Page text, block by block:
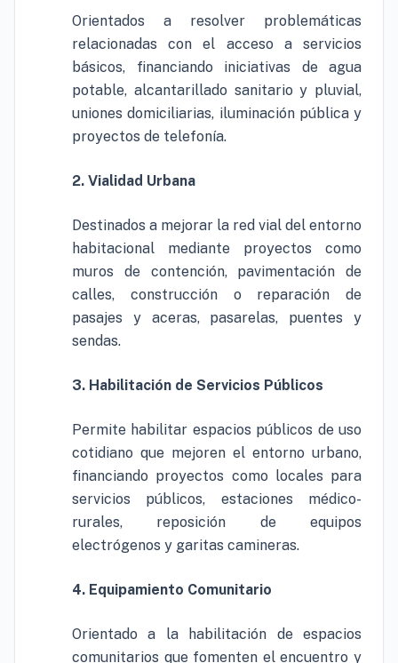
Orientados a resolver problemáticas
relacionadas con el acceso a servicios
básicos, financiando iniciativas de agua
potable, alcantarillado sanitario y pluvial,
uniones domiciliarias, iluminación pública y
proyectos de telefonía.
2. Vialidad Urbana
Destinados a mejorar la red vial del entorno
habitacional mediante proyectos como
muros de contención, pavimentación de
calles, construcción o reparación de
pasajes y aceras, pasarelas, puentes y
sendas.
3. Habilitación de Servicios Públicos
Permite habilitar espacios públicos de uso
cotidiano que mejoren el entorno urbano,
financiando proyectos como locales para
servicios públicos, estaciones médico-
rurales, reposición de equipos
electrógenos y garitas camineras.
4. Equipamiento Comunitario
Orientado a la habilitación de espacios
comunitarios que fomenten el encuentro y